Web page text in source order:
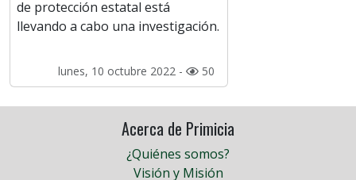
de protección estatal está
llevando a cabo una investigación.
lunes, 10 octubre 2022 - 50
Acerca de Primicia
¿Quiénes somos?
Visión y Misión